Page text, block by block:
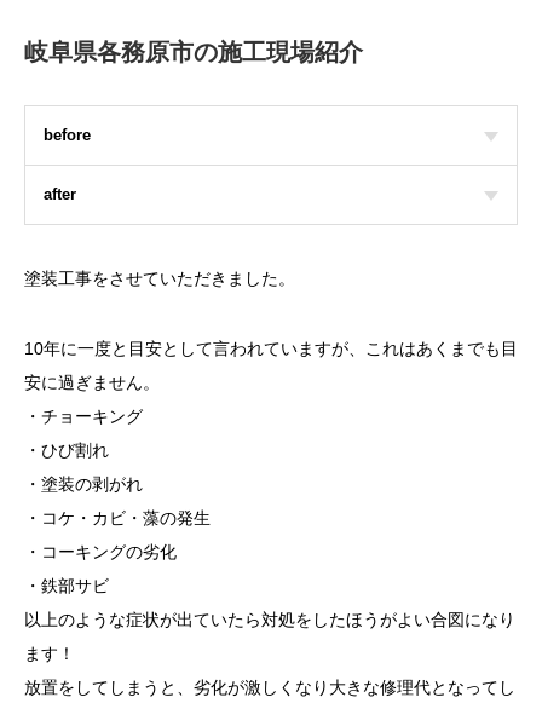
岐阜県各務原市の施工現場紹介
before
after
塗装工事をさせていただきました。
10年に一度と目安として言われていますが、これはあくまでも目
安に過ぎません。
・チョーキング
・ひび割れ
・塗装の剥がれ
・コケ・カビ・藻の発生
・コーキングの劣化
・鉄部サビ
以上のような症状が出ていたら対処をしたほうがよい合図になり
ます！
放置をしてしまうと、劣化が激しくなり大きな修理代となってし